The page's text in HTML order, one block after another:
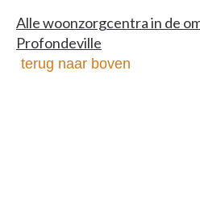
Alle woonzorgcentra in de
Profondeville
terug naar boven